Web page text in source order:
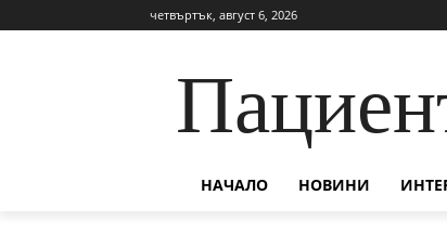
четвъртък, август 6, 2026
НАЧАЛО НОВИНИ